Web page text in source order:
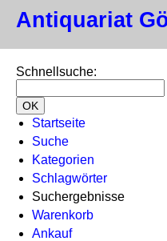
Antiquariat
Schnellsuche:
Startseite
Suche
Kategorien
Schlagwörter
Suchergebnisse
Warenkorb
Ankauf